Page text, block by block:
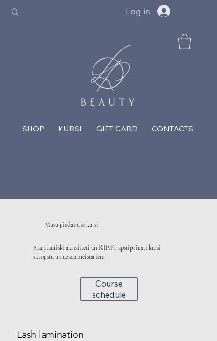
SHOP KURSI GIFT CARD CONTACTS
Log in
Mūsu piedāvātie kursi
Starptautiski akreditēti un RIIMC apstiprināti kursi
skropstu un uzacu meistariem
Course
schedule
Lash lamination